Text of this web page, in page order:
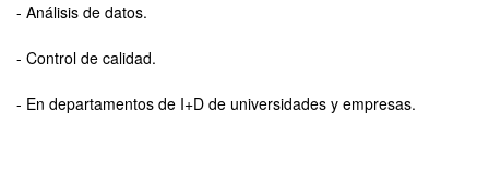
- Análisis de datos.
- Control de calidad.
- En departamentos de I+D de universidades y empresas.